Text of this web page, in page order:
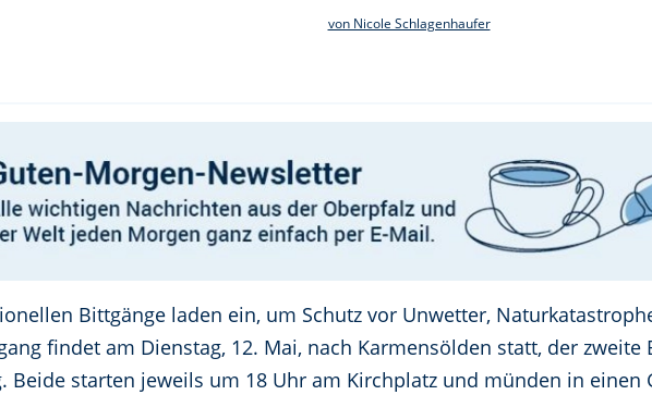
von Nicole Schlagenhaufer
Bittgänge laden ein, um Schutz vor Unwetter,
findet am Dienstag, 12. Mai, nach Karmensölden statt, der
Beide starten jeweils um 18 Uhr am Kirchplatz und münden in